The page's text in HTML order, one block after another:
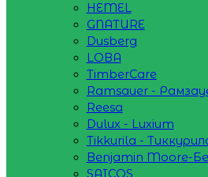
HEMEL
GNATURE
Dusberg
LOBA
TimberCare
Ramsauer -
Reesa
Dulux - Luxium
Tikkurila -
Benjamin Moore-